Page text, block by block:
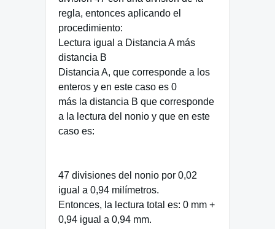
regla, entonces aplicando el
procedimiento:
Lectura igual a Distancia A más
distancia B
Distancia A, que corresponde a los
enteros y en este caso es 0
más la distancia B que corresponde
a la lectura del nonio y que en este
caso es:
47 divisiones del nonio por 0,02
igual a 0,94 milímetros.
Entonces, la lectura total es: 0 mm +
0,94 igual a 0,94 mm.